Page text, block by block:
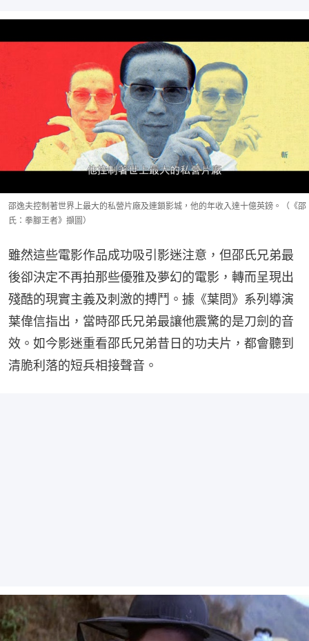
邵逸夫控制著世界上最大的私營片廠及連鎖影城，他的年收入達十億英鎊。（《邵
氏：拳腳王者》擷圖）
雖然這些電影作品成功吸引影迷注意，但邵氏兄弟最
後卻決定不再拍那些優雅及夢幻的電影，轉而呈現出
殘酷的現實主義及刺激的搏鬥。據《葉問》系列導演
葉偉信指出，當時邵氏兄弟最讓他震驚的是刀劍的音
效。如今影迷重看邵氏兄弟昔日的功夫片，都會聽到
清脆利落的短兵相接聲音。